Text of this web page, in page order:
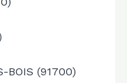
BOIS (91700)